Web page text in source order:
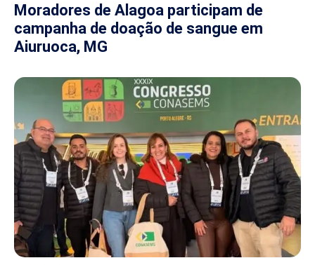
Moradores de Alagoa participam de
campanha de doação de sangue em
Aiuruoca, MG